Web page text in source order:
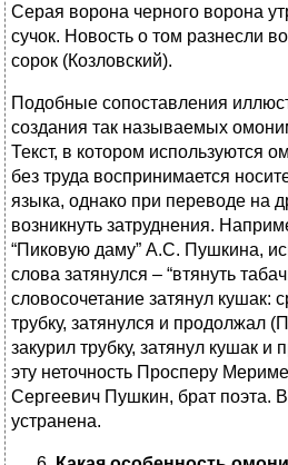
Серая ворона черного ворона
сучок. Новость о том разнесли
сорок (Козловский).
Подобные сопоставления
создания так называемых
Текст, в котором используются
без труда воспринимается
языка, однако при переводе на
возникнуть затруднения.
“Пиковую даму” А.С. Пушкина,
слова затянулся – “втянуть
словосочетание затянул кушак:
трубку, затянулся и продолжал
закурил трубку, затянул кушак
эту неточность Просперу
Сергеевич Пушкин, брат поэта.
устранена.